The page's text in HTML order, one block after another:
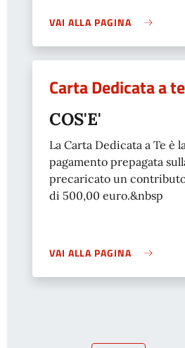
VAI ALLA PAGINA
Carta Dedicata a te
COS'E'
La Carta Dedicata a Te è
pagamento prepagata
precaricato un
di 500,00 euro.&nbsp
VAI ALLA PAGINA